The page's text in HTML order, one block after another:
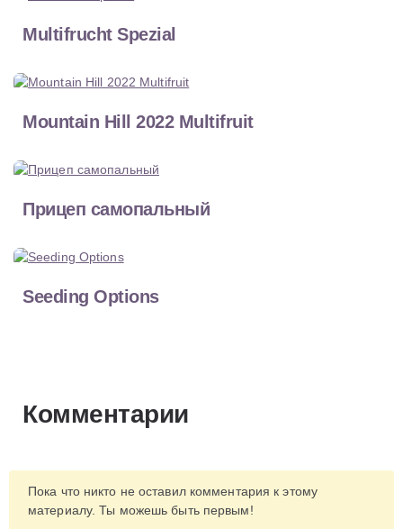
Multifrucht Spezial
Mountain Hill 2022 Multifruit
Прицеп самопальный
Seeding Options
Комментарии
Пока что никто не оставил комментария к этому
материалу. Ты можешь быть первым!